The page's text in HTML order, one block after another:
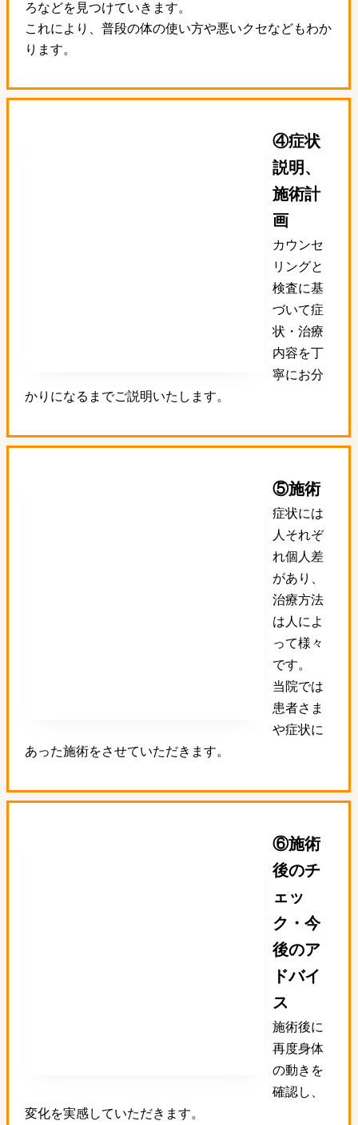
ろなどを見つけていきます。
これにより、普段の体の使い方や悪いクセなどもわか
ります。
④症状
説明、
施術計
画
カウンセ
リングと
検査に基
づいて症
状・治療
内容を丁
寧にお分
かりになるまでご説明いたします。
⑤施術
症状には
人それぞ
れ個人差
があり、
治療方法
は人によ
って様々
です。
当院では
患者さま
や症状に
あった施術をさせていただきます。
⑥施術
後のチ
ェッ
ク・今
後のア
ドバイ
ス
施術後に
再度身体
の動きを
確認し、
変化を実感していただきます。